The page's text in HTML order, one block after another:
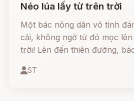
Néo lúa lấy từ trên trời
Một bác nông dân vô tình
cải, không ngờ từ đó mọc
trời! Lên đến thiên đường,
chứng sống cho hành trình kỳ
ST